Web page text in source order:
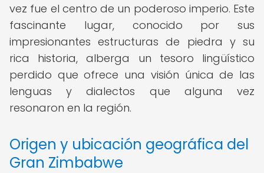
vez fue el centro de un poderoso imperio. Este
fascinante lugar, conocido por sus
impresionantes estructuras de piedra y su
rica historia, alberga un tesoro lingüístico
perdido que ofrece una visión única de las
lenguas y dialectos que alguna vez
resonaron en la región.
Origen y ubicación geográfica del
Gran Zimbabwe